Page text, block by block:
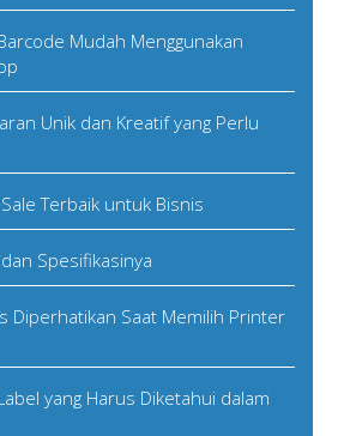
Mudah Menggunakan
Unik dan Kreatif yang Perlu
Terbaik untuk Bisnis
Spesifikasinya
Diperhatikan Saat Memilih Printer
yang Harus Diketahui dalam